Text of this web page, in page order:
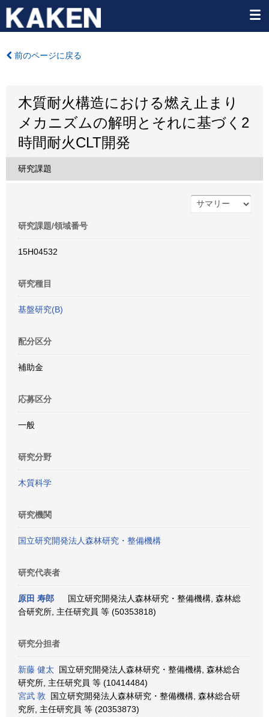
前のページに戻る
木質耐火構造における燃え止まり
メカニズムの解明とそれに基づく2
時間耐火CLT開発
研究課題
研究課題/領域番号
15H04532
研究種目
基盤研究(B)
配分区分
補助金
応募区分
一般
研究分野
木質科学
研究機関
国立研究開発法人森林研究・整備機構
研究代表者
原田 寿郎
国立研究開発法人森林研究・整備機構, 森林総
合研究所, 主任研究員 等 (50353818)
研究分担者
新藤 健太 国立研究開発法人森林研究・整備機構, 森林総合
研究所, 主任研究員 等 (10414484)
宮武 敦 国立研究開発法人森林研究・整備機構, 森林総合研
究所, 主任研究員 等 (20353873)